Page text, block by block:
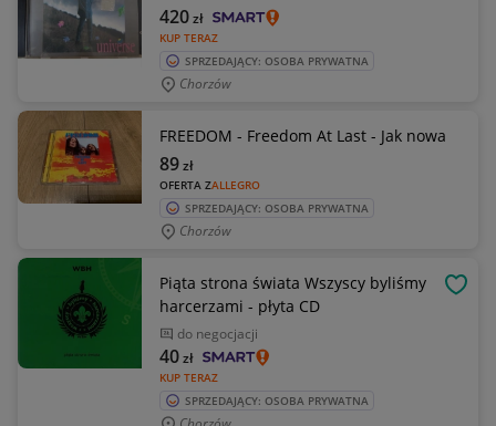
KUP TERAZ
420zł
SPRZEDAJĄCY: OSOBA PRYWATNA
Chorzów
FREEDOM - Freedom At Last - Jak nowa
OFERTA ZALLEGRO
89zł
SPRZEDAJĄCY: OSOBA PRYWATNA
Chorzów
Piąta strona świata Wszyscy byliśmy
harcerzami - płyta CD
do negocjacji
KUP TERAZ
40zł
SPRZEDAJĄCY: OSOBA PRYWATNA